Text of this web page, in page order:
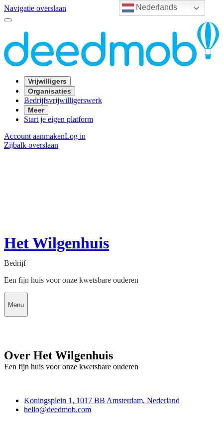
Nederlands
Navigatie overslaan
Vrijwilligers
Organisaties
Bedrijfsvrijwilligerswerk
Meer
Start je eigen platform
Account aanmakenLog in
Zijbalk overslaan
Het Wilgenhuis
Bedrijf
Een fijn huis voor onze kwetsbare ouderen
Menu
Over Het Wilgenhuis
Een fijn huis voor onze kwetsbare ouderen
Koningsplein 1, 1017 BB Amsterdam, Nederland
hello@deedmob.com